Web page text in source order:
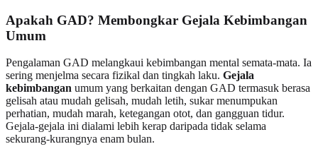
Apakah GAD? Membongkar Gejala Kebimbangan
Umum
Pengalaman GAD melangkaui kebimbangan mental semata-mata. Ia
sering menjelma secara fizikal dan tingkah laku. Gejala
kebimbangan umum yang berkaitan dengan GAD termasuk berasa
gelisah atau mudah gelisah, mudah letih, sukar menumpukan
perhatian, mudah marah, ketegangan otot, dan gangguan tidur.
Gejala-gejala ini dialami lebih kerap daripada tidak selama
sekurang-kurangnya enam bulan.